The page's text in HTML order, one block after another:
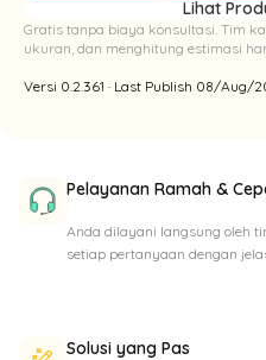
Lihat
Gratis tanpa biaya konsultasi. Tim
ukuran, dan menghitung estimasi
Versi 0.2.361 · Last Publish 08/Aug/
Pelayanan Ramah &
Anda dilayani langsung oleh
setiap pertanyaan dengan
Solusi yang Pas